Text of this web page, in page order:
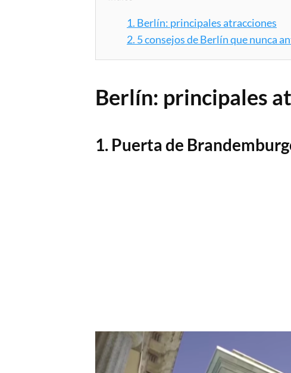
1. Berlín: principales atracciones
2. 5 consejos de Berlín que nunca
Berlín: principales
1. Puerta de